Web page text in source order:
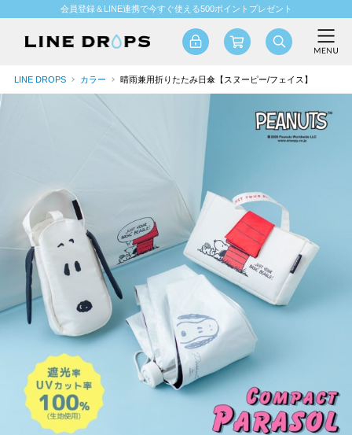
会員登録＆LINE連携で今すぐ使える500ポイントプレゼント
LINE DROPS カラー 晴雨兼用折りたたみ日傘【スヌーピー/フェイス】